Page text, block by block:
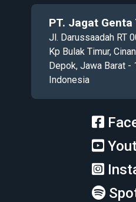
PT. Jagat
Jl. Darussaadah RT
Kp Bulak Timur,
Depok, Jawa Barat -
Indonesia